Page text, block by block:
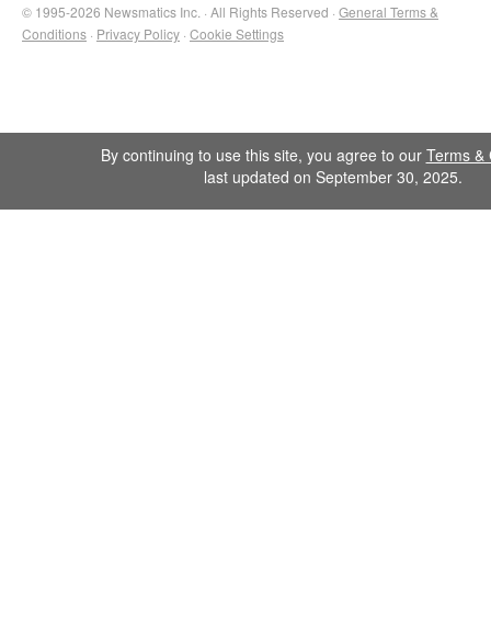
© 1995-2026 Newsmatics Inc. · All Rights Reserved · General Terms &
Conditions · Privacy Policy · Cookie Settings
By continuing to use this site, you agree to our Terms &
last updated on September 30, 2025.